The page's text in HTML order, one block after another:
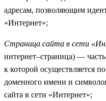
адресам, позволяющим
«Интернет»;
Страница сайта в сети
интернет–страница) —
к которой осуществляется
доменного имени и
сайта в сети «Интернет»;